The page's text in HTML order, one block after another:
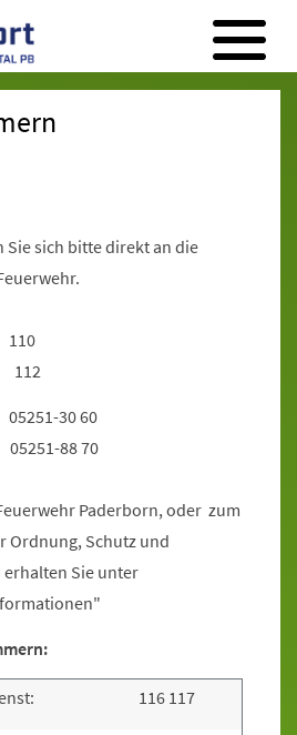
Paderborn
Sie sich bitte direkt an die
110
112
30 60
88 70
Paderborn, oder zum
Ordnung, Schutz und
erhalten Sie unter
116 117